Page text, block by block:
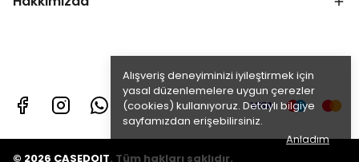
Alışveriş deneyiminizi iyileştirmek için
yasal düzenlemelere uygun çerezler
(cookies) kullanıyoruz. Detaylı bilgiye
sayfamızdan erişebilirsiniz.
Anladım
© 2026 CASEDOIT. Tüm hakları saklıdır.